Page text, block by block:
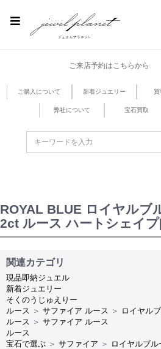
ご来店予約はこちらから
ご購入について 新着ジュエリー 買
弊社について 宝石買取
ROYAL BLUE ロイヤルブ
2ct ルース ハートシェイ
関連カテゴリ
現品即納ジュエル
新着ジュエリー
そくのうじゅえりー
ルース ＞ サファイア ルース ＞ ロイヤル
ルース ＞ サファイア ルース
ルース
宝石で選ぶ ＞ サファイア ＞ ロイヤルブ